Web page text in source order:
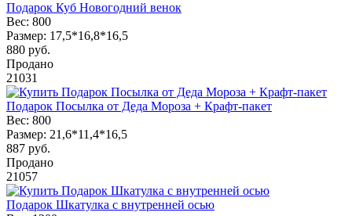
Подарок Куб Новогодний венок
Вес: 800
Размер: 17,5*16,8*16,5
880 руб.
Продано
21031
Подарок Посылка от Деда Мороза + Крафт-пакет
Вес: 800
Размер: 21,6*11,4*16,5
887 руб.
Продано
21057
Подарок Шкатулка с внутренней осью